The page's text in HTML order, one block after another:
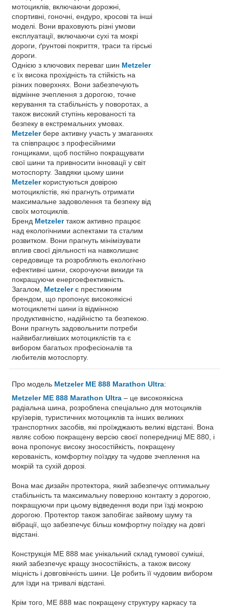
мотоциклів, включаючи дорожні,
спортивні, гоночні, ендуро, кросові та інші
моделі. Вони враховують різні умови
експлуатації, включаючи сухі та мокрі
дороги, ґрунтові покриття, траси та гірські
дороги.
Однією з ключових переваг шин Metzeler
є їх висока прохідність та стійкість на
різних поверхнях. Вони забезпечують
відмінне зчеплення з дорогою, точне
керування та стабільність у поворотах, а
також високий ступінь керованості та
безпеку в екстремальних умовах.
Metzelerбере активну участь у змаганнях
та співпрацює з професійними
гонщиками, щоб постійно покращувати
свої шини та привносити інновації у світ
мотоспорту. Завдяки цьому шини
Metzelerкористуються довірою
мотоциклістів, які прагнуть отримати
максимальне задоволення та безпеку від
своїх мотоциклів.
Бренд Metzelerтакож активно працює
над екологічними аспектами та сталим
розвитком. Вони прагнуть мінімізувати
вплив своєї діяльності на навколишнє
середовище та розробляють екологічно
ефективні шини, скорочуючи викиди та
покращуючи енергоефективність.
Загалом, Metzelerє престижним
брендом, що пропонує високоякісні
мотоциклетні шини із відмінною
продуктивністю, надійністю та безпекою.
Вони прагнуть задовольнити потреби
найвибагливіших мотоциклістів та є
вибором багатьох професіоналів та
любителів мотоспорту.
Про модель Metzeler ME 888 Marathon Ultra:
Metzeler ME 888 Marathon Ultra – це високоякісна
радіальна шина, розроблена спеціально для мотоциклів
круїзерів, туристичних мотоциклів та інших великих
транспортних засобів, які проїжджають великі відстані. Вона
являє собою покращену версію своєї попередниці ME 880, і
вона пропонує високу зносостійкість, покращену
керованість, комфортну поїздку та чудове зчеплення на
мокрій та сухій дорозі.
Вона має дизайн протектора, який забезпечує оптимальну
стабільність та максимальну поверхню контакту з дорогою,
покращуючи при цьому відведення води при їзді мокрою
дорогою. Протектор також запобігає зайвому шуму та
вібрації, що забезпечує більш комфортну поїздку на довгі
відстані.
Конструкція ME 888 має унікальний склад гумової суміші,
який забезпечує кращу зносостійкість, а також високу
міцність і довговічність шини. Це робить її чудовим вибором
для їзди на тривалі відстані.
Крім того, ME 888 має покращену структуру каркасу та